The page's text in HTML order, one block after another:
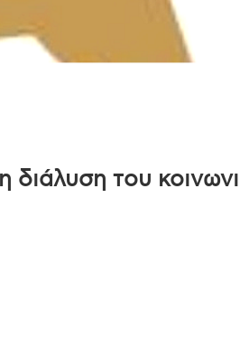
διάλυση του